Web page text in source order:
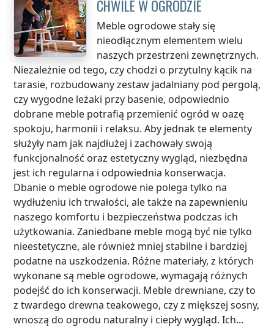
CHWILE W OGRODZIE
Meble ogrodowe stały się
nieodłącznym elementem wielu
naszych przestrzeni zewnętrznych.
Niezależnie od tego, czy chodzi o przytulny kącik na
tarasie, rozbudowany zestaw jadalniany pod pergolą,
czy wygodne leżaki przy basenie, odpowiednio
dobrane meble potrafią przemienić ogród w oazę
spokoju, harmonii i relaksu. Aby jednak te elementy
służyły nam jak najdłużej i zachowały swoją
funkcjonalność oraz estetyczny wygląd, niezbędna
jest ich regularna i odpowiednia konserwacja.
Dbanie o meble ogrodowe nie polega tylko na
wydłużeniu ich trwałości, ale także na zapewnieniu
naszego komfortu i bezpieczeństwa podczas ich
użytkowania. Zaniedbane meble mogą być nie tylko
nieestetyczne, ale również mniej stabilne i bardziej
podatne na uszkodzenia. Różne materiały, z których
wykonane są meble ogrodowe, wymagają różnych
podejść do ich konserwacji. Meble drewniane, czy to
z twardego drewna teakowego, czy z miększej sosny,
wnoszą do ogrodu naturalny i ciepły wygląd. Ich...